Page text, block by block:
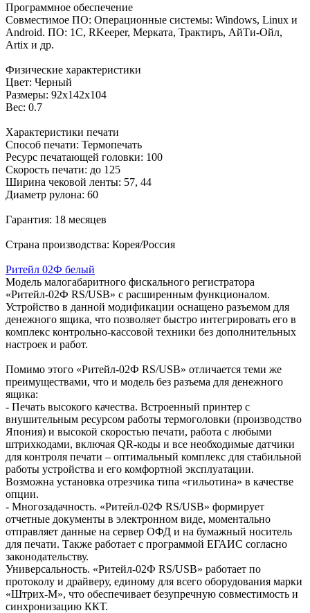
Программное обеспечение
Совместимое ПО: Операционные системы: Windows, Linux и
Android. ПО: 1С, RKeeper, Мерката, Трактиръ, АйТи-Ойл,
Artix и др.
Физические характеристики
Цвет: Черный
Размеры: 92х142х104
Вес: 0.7
Характеристики печати
Способ печати: Термопечать
Ресурс печатающей головки: 100
Скорость печати: до 125
Ширина чековой ленты: 57, 44
Диаметр рулона: 60
Гарантия: 18 месяцев
Страна производства: Корея/Россия
Ритейл 02Ф белый
Модель малогабаритного фискального регистратора
«Ритейл-02Ф RS/USB» с расширенным функционалом.
Устройство в данной модификации оснащено разъемом для
денежного ящика, что позволяет быстро интегрировать его в
комплекс контрольно-кассовой техники без дополнительных
настроек и работ.
Помимо этого «Ритейл-02Ф RS/USB» отличается теми же
преимуществами, что и модель без разъема для денежного
ящика:
- Печать высокого качества. Встроенный принтер с
внушительным ресурсом работы термоголовки (производство
Япония) и высокой скоростью печати, работа с любыми
штрихкодами, включая QR-коды и все необходимые датчики
для контроля печати – оптимальный комплекс для стабильной
работы устройства и его комфортной эксплуатации.
Возможна установка отрезчика типа «гильотина» в качестве
опции.
- Многозадачность. «Ритейл-02Ф RS/USB» формирует
отчетные документы в электронном виде, моментально
отправляет данные на сервер ОФД и на бумажный носитель
для печати. Также работает с программой ЕГАИС согласно
законодательству.
Универсальность. «Ритейл-02Ф RS/USB» работает по
протоколу и драйверу, единому для всего оборудования марки
«Штрих-М», что обеспечивает безупречную совместимость и
синхронизацию ККТ.